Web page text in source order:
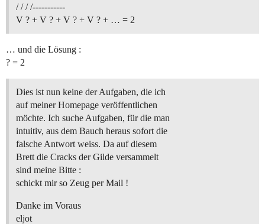
/ / / /-----------
V ? + V ? + V ? + V ? + … = 2
… und die Lösung :
? = 2
Dies ist nun keine der Aufgaben, die ich
auf meiner Homepage veröffentlichen
möchte. Ich suche Aufgaben, für die man
intuitiv, aus dem Bauch heraus sofort die
falsche Antwort weiss. Da auf diesem
Brett die Cracks der Gilde versammelt
sind meine Bitte :
schickt mir so Zeug per Mail !
Danke im Voraus
eljot